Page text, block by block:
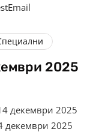
2025
декември 2025
декември 2025